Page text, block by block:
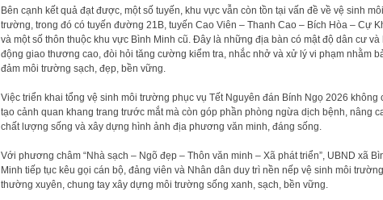
Bên cạnh kết quả đạt được, một số tuyến, khu vực vẫn còn tồn tại vấn đề về vệ sinh môi
trường, trong đó có tuyến đường 21B, tuyến Cao Viên – Thanh Cao – Bích Hòa – Cự
và một số thôn thuộc khu vực Bình Minh cũ. Đây là những địa bàn có mật độ dân cư và
động giao thương cao, đòi hỏi tăng cường kiểm tra, nhắc nhở và xử lý vi phạm nhằm
đảm môi trường sạch, đẹp, bền vững.
Việc triển khai tổng vệ sinh môi trường phục vụ Tết Nguyên đán Bính Ngọ 2026 không
tạo cảnh quan khang trang trước mắt mà còn góp phần phòng ngừa dịch bệnh, nâng
chất lượng sống và xây dựng hình ảnh địa phương văn minh, đáng sống.
Với phương châm “Nhà sạch – Ngõ đẹp – Thôn văn minh – Xã phát triển”, UBND xã
Minh tiếp tục kêu gọi cán bộ, đảng viên và Nhân dân duy trì nền nếp vệ sinh môi trường
thường xuyên, chung tay xây dựng môi trường sống xanh, sạch, bền vững.